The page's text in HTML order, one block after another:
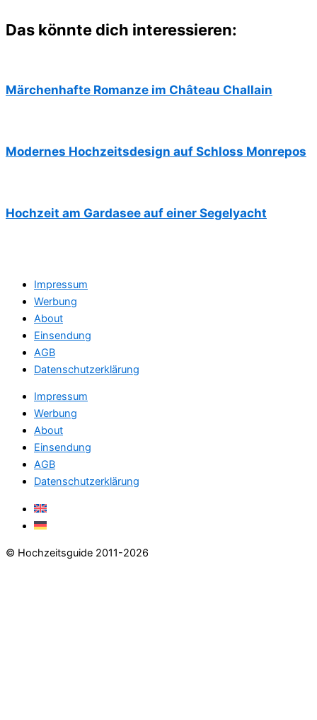
Das könnte dich interessieren:
Märchenhafte Romanze im Château Challain
Modernes Hochzeitsdesign auf Schloss Monrepos
Hochzeit am Gardasee auf einer Segelyacht
Impressum
Werbung
About
Einsendung
AGB
Datenschutzerklärung
Impressum
Werbung
About
Einsendung
AGB
Datenschutzerklärung
© Hochzeitsguide 2011-2026